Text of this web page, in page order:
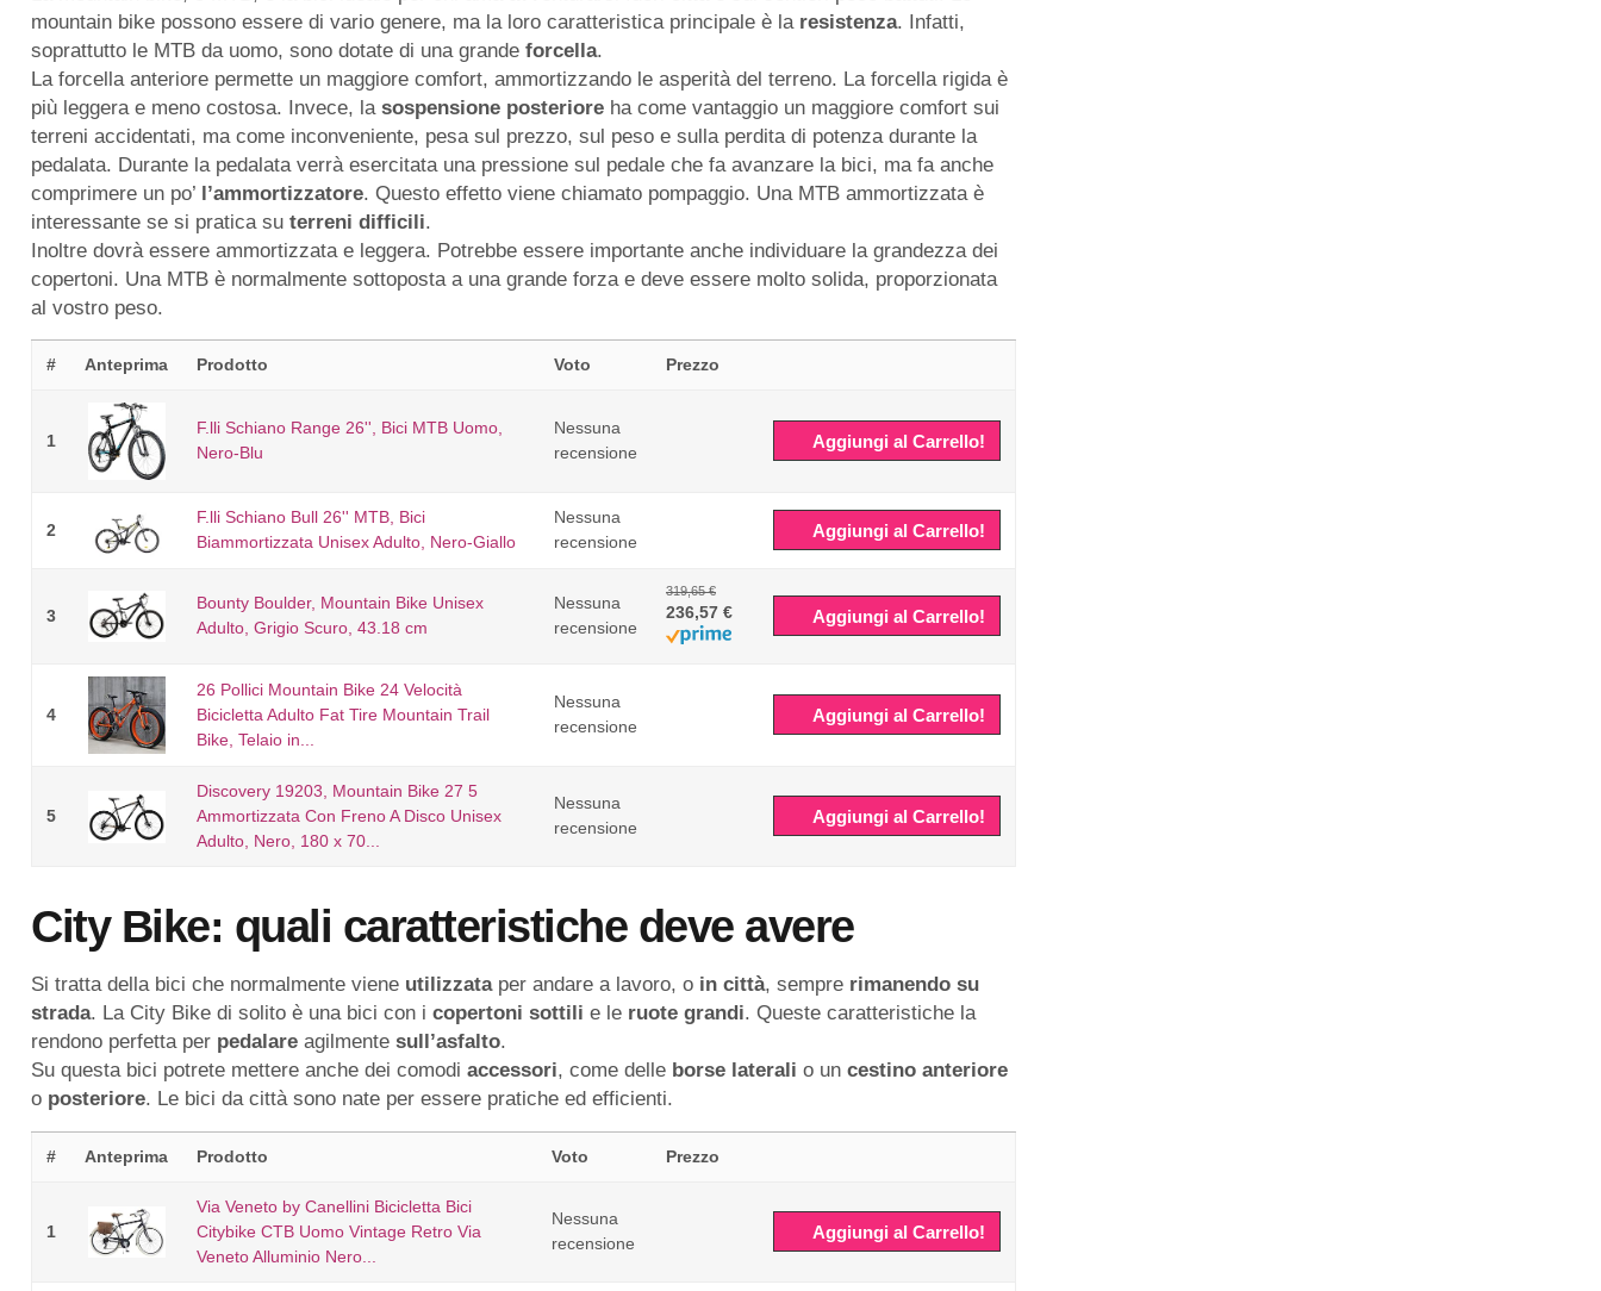
mountain bike possono essere di vario genere, ma la loro caratteristica principale è la resistenza. Infatti,
soprattutto le MTB da uomo, sono dotate di una grande forcella.
La forcella anteriore permette un maggiore comfort, ammortizzando le asperità del terreno. La forcella rigida è
più leggera e meno costosa. Invece, la sospensione posteriore ha come vantaggio un maggiore comfort sui
terreni accidentati, ma come inconveniente, pesa sul prezzo, sul peso e sulla perdita di potenza durante la
pedalata. Durante la pedalata verrà esercitata una pressione sul pedale che fa avanzare la bici, ma fa anche
comprimere un po’ l’ammortizzatore. Questo effetto viene chiamato pompaggio. Una MTB ammortizzata è
interessante se si pratica su terreni difficili.
Inoltre dovrà essere ammortizzata e leggera. Potrebbe essere importante anche individuare la grandezza dei
copertoni. Una MTB è normalmente sottoposta a una grande forza e deve essere molto solida, proporzionata
al vostro peso.
# Anteprima Prodotto Voto Prezzo
1
F.lli Schiano Range 26'', Bici MTB Uomo,
Nero-Blu
Nessuna
recensione
Aggiungi al Carrello!
2
F.lli Schiano Bull 26'' MTB, Bici
Biammortizzata Unisex Adulto, Nero-Giallo
Nessuna
recensione
Aggiungi al Carrello!
3
Bounty Boulder, Mountain Bike Unisex
Adulto, Grigio Scuro, 43.18 cm
Nessuna
recensione
319,65 €
236,57 € Aggiungi al Carrello!
4
26 Pollici Mountain Bike 24 Velocità
Bicicletta Adulto Fat Tire Mountain Trail
Bike, Telaio in...
Nessuna
recensione
Aggiungi al Carrello!
5
Discovery 19203, Mountain Bike 27 5
Ammortizzata Con Freno A Disco Unisex
Adulto, Nero, ‎180 x 70...
Nessuna
recensione
Aggiungi al Carrello!
City Bike: quali caratteristiche deve avere
Si tratta della bici che normalmente viene utilizzataper andare a lavoro, o in città, sempre rimanendo su
strada. La City Bike di solito è una bici con i copertoni sottili e le ruote grandi. Queste caratteristiche la
rendono perfetta per pedalare agilmente sull’asfalto.
Su questa bici potrete mettere anche dei comodi accessori, come delle borse laterali o un cestino anteriore
o posteriore. Le bici da città sono nate per essere pratiche ed efficienti.
# Anteprima Prodotto Voto Prezzo
1
Via Veneto by Canellini Bicicletta Bici
Citybike CTB Uomo Vintage Retro Via
Veneto Alluminio Nero...
Nessuna
recensione
Aggiungi al Carrello!